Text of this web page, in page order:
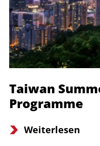
Taiwan
Programme
Weiterlesen